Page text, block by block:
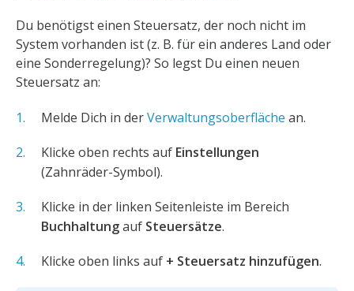
Du benötigst einen Steuersatz, der noch nicht im
System vorhanden ist (z. B. für ein anderes Land oder
eine Sonderregelung)? So legst Du einen neuen
Steuersatz an:
Melde Dich in derVerwaltungsoberfläche an.
Klicke oben rechts auf Einstellungen
(Zahnräder-Symbol).
Klicke in der linken Seitenleiste im Bereich
Buchhaltungauf Steuersätze.
Klicke oben links auf + Steuersatz hinzufügen.